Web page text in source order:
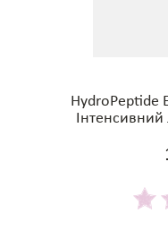
HydroPeptide
Інтенсивний